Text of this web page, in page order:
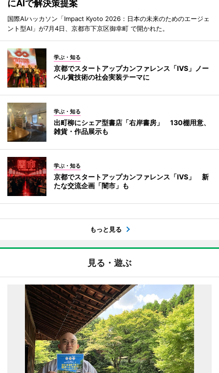
にAIで解決策提案
国際AIハッカソン「Impact Kyoto 2026：日本の未来のためのエージェ
ント型AI」が7月4日、京都市下京区御幸町 で開かれた。
学ぶ・知る
京都でスタートアップカンファレンス「IVS」ノー
ベル賞技術の社会実装テーマに
学ぶ・知る
出町柳にシェア型書店「右岸書房」 130棚用意、
雑貨・作品展示も
学ぶ・知る
京都でスタートアップカンファレンス「IVS」 新
たな交流企画「闇市」も
もっと見る
見る・遊ぶ